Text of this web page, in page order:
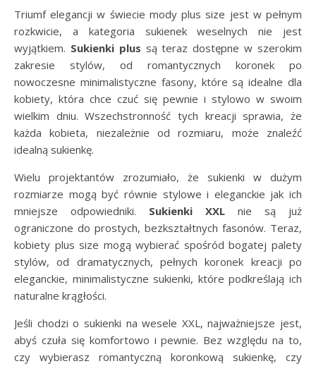
Triumf elegancji w świecie mody plus size jest w pełnym
rozkwicie, a kategoria sukienek weselnych nie jest
wyjątkiem. Sukienki plus są teraz dostępne w szerokim
zakresie stylów, od romantycznych koronek po
nowoczesne minimalistyczne fasony, które są idealne dla
kobiety, która chce czuć się pewnie i stylowo w swoim
wielkim dniu. Wszechstronność tych kreacji sprawia, że
każda kobieta, niezależnie od rozmiaru, może znaleźć
idealną sukienkę.
Wielu projektantów zrozumiało, że sukienki w dużym
rozmiarze mogą być równie stylowe i eleganckie jak ich
mniejsze odpowiedniki. Sukienki XXL nie są już
ograniczone do prostych, bezkształtnych fasonów. Teraz,
kobiety plus size mogą wybierać spośród bogatej palety
stylów, od dramatycznych, pełnych koronek kreacji po
eleganckie, minimalistyczne sukienki, które podkreślają ich
naturalne krągłości.
Jeśli chodzi o sukienki na wesele XXL, najważniejsze jest,
abyś czuła się komfortowo i pewnie. Bez względu na to,
czy wybierasz romantyczną koronkową sukienkę, czy